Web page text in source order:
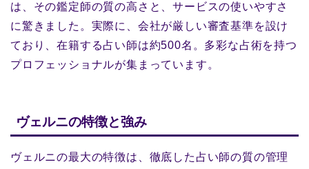
は、その鑑定師の質の高さと、サービスの使いやすさ
に驚きました。実際に、会社が厳しい審査基準を設け
ており、在籍する占い師は約500名。多彩な占術を持つ
プロフェッショナルが集まっています。
ヴェルニの特徴と強み
ヴェルニの最大の特徴は、徹底した占い師の質の管理